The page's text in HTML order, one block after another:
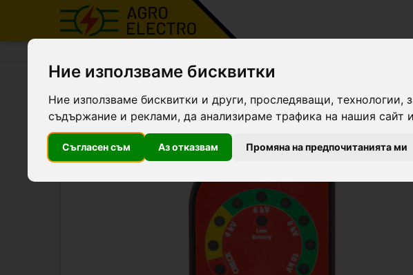
Ние използваме бисквитки
Ние използваме бисквитки и други, проследяващи,
съдържание и реклами, да анализираме трафика на нашия сайт
Съгласен съм Аз отказвам Промяна на предпочитанията ми
Тестер 1-10 kV, без заземяване, AKO
Топ